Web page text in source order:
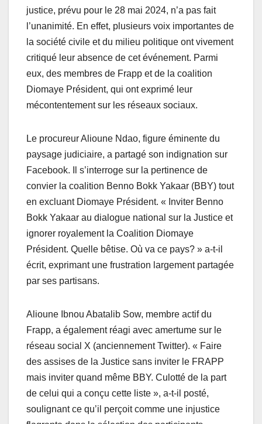
justice, prévu pour le 28 mai 2024, n’a pas fait
l’unanimité. En effet, plusieurs voix importantes de
la société civile et du milieu politique ont vivement
critiqué leur absence de cet événement. Parmi
eux, des membres de Frapp et de la coalition
Diomaye Président, qui ont exprimé leur
mécontentement sur les réseaux sociaux.
Le procureur Alioune Ndao, figure éminente du
paysage judiciaire, a partagé son indignation sur
Facebook. Il s’interroge sur la pertinence de
convier la coalition Benno Bokk Yakaar (BBY) tout
en excluant Diomaye Président. « Inviter Benno
Bokk Yakaar au dialogue national sur la Justice et
ignorer royalement la Coalition Diomaye
Président. Quelle bêtise. Où va ce pays? » a-t-il
écrit, exprimant une frustration largement partagée
par ses partisans.
Alioune Ibnou Abatalib Sow, membre actif du
Frapp, a également réagi avec amertume sur le
réseau social X (anciennement Twitter). « Faire
des assises de la Justice sans inviter le FRAPP
mais inviter quand même BBY. Culotté de la part
de celui qui a conçu cette liste », a-t-il posté,
soulignant ce qu’il perçoit comme une injustice